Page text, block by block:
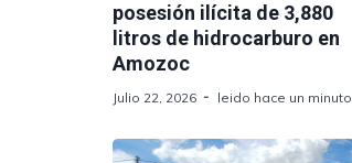
posesión ilícita de 3,880
litros de hidrocarburo en
Amozoc
Julio 22, 2026 leido hace un minuto